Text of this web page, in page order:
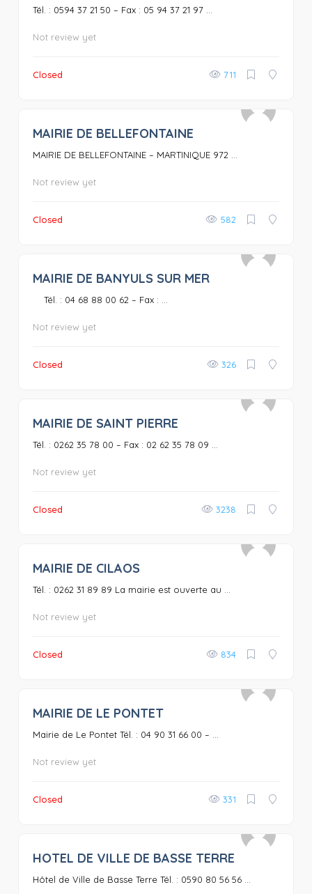
Tél. : 0594 37 21 50 – Fax : 05 94 37 21 97 ...
Not review yet
Closed 711
MAIRIE DE BELLEFONTAINE
MAIRIE DE BELLEFONTAINE – MARTINIQUE 972 ...
Not review yet
Closed 582
MAIRIE DE BANYULS SUR MER
Tél. : 04 68 88 00 62 – Fax : ...
Not review yet
Closed 326
MAIRIE DE SAINT PIERRE
Tél. : 0262 35 78 00 – Fax : 02 62 35 78 09 ...
Not review yet
Closed 3238
MAIRIE DE CILAOS
Tél. : 0262 31 89 89 La mairie est ouverte au ...
Not review yet
Closed 834
MAIRIE DE LE PONTET
Mairie de Le Pontet Tél. : 04 90 31 66 00 – ...
Not review yet
Closed 331
HOTEL DE VILLE DE BASSE TERRE
Hôtel de Ville de Basse Terre Tél. : 0590 80 56 56 ...